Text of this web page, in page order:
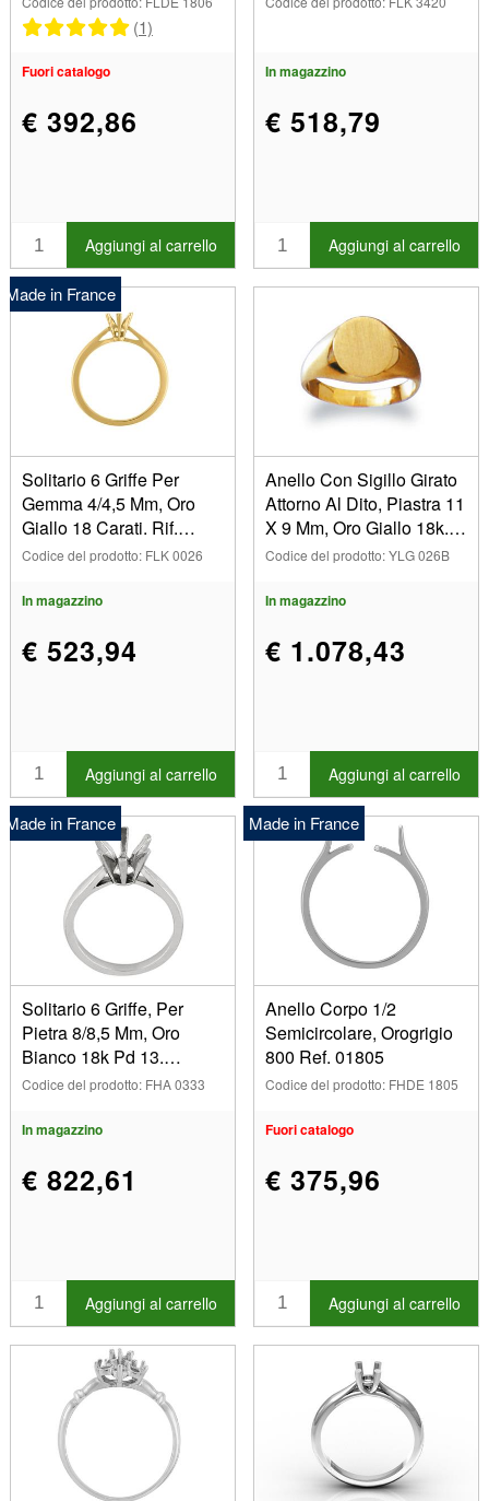
(1)
Fuori catalogo
€ 392,86
Aggiungi al carrello
In magazzino
€ 518,79
Aggiungi al carrello
Made in France
Solitario 6 Griffe Per
Gemma 4/4,5 Mm, Oro
Giallo 18 Carati. Rif.
26002
Codice del prodotto: FLK 0026
In magazzino
€ 523,94
Aggiungi al carrello
Anello Con Sigillo Girato
Attorno Al Dito, Piastra 11
X 9 Mm, Oro Giallo 18k.
Rif. 26, Dito 48
Codice del prodotto: YLG 026B
In magazzino
€ 1.078,43
Aggiungi al carrello
Made in France
Solitario 6 Griffe, Per
Pietra 8/8,5 Mm, Oro
Bianco 18k Pd 13.
Ref.26008
Codice del prodotto: FHA 0333
In magazzino
€ 822,61
Aggiungi al carrello
Made in France
Anello Corpo 1/2
Semicircolare, Orogrigio
800 Ref. 01805
Codice del prodotto: FHDE 1805
Fuori catalogo
€ 375,96
Aggiungi al carrello